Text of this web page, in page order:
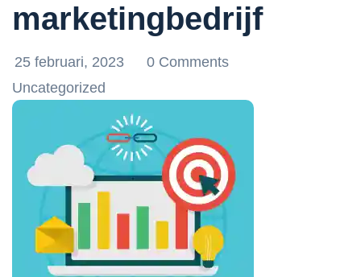
marketingbedrijf
25 februari, 2023
0 Comments
Uncategorized